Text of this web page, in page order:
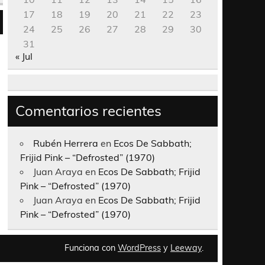
17
18 19 20 21 22
23
24
25 26 27 28 29
30
31
« Jul
Comentarios recientes
Rubén Herrera en Ecos De Sabbath;
Frijid Pink – “Defrosted” (1970)
Juan Araya en Ecos De Sabbath; Frijid
Pink – “Defrosted” (1970)
Juan Araya en Ecos De Sabbath; Frijid
Pink – “Defrosted” (1970)
Funciona con WordPress y Leeway.